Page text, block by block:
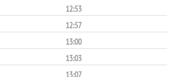
12:53
12:57
13:00
13:03
13:07